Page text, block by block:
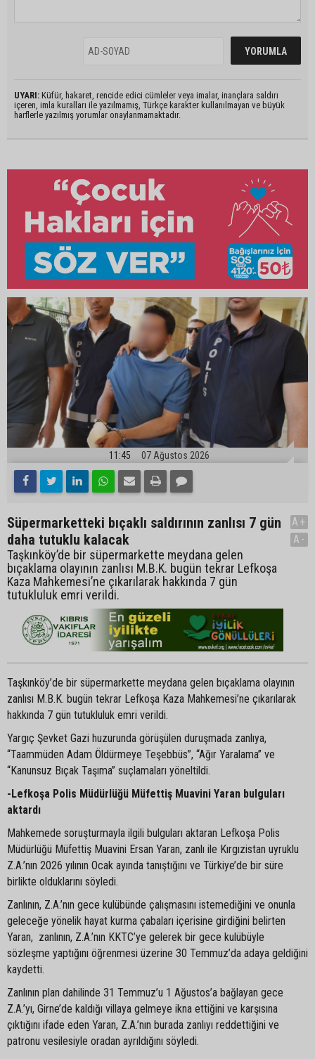
UYARI: Küfür, hakaret, rencide edici cümleler veya imalar, inançlara saldırı
içeren, imla kuralları ile yazılmamış, Türkçe karakter kullanılmayan ve büyük
harflerle yazılmış yorumlar onaylanmamaktadır.
11:45 07 Ağustos 2026
Süpermarketteki bıçaklı saldırının zanlısı 7 gün
daha tutuklu kalacak
Taşkınköy’de bir süpermarkette meydana gelen
bıçaklama olayının zanlısı M.B.K. bugün tekrar Lefkoşa
Kaza Mahkemesi’ne çıkarılarak hakkında 7 gün
tutukluluk emri verildi.
A+
A-
Taşkınköy’de bir süpermarkette meydana gelen bıçaklama olayının
zanlısı M.B.K. bugün tekrar Lefkoşa Kaza Mahkemesi’ne çıkarılarak
hakkında 7 gün tutukluluk emri verildi.
Yargıç Şevket Gazi huzurunda görüşülen duruşmada zanlıya,
“Taammüden Adam Öldürmeye Teşebbüs”, “Ağır Yaralama” ve
“Kanunsuz Bıçak Taşıma” suçlamaları yöneltildi.
-Lefkoşa Polis Müdürlüğü Müfettiş Muavini Yaran bulguları
aktardı
Mahkemede soruşturmayla ilgili bulguları aktaran Lefkoşa Polis
Müdürlüğü Müfettiş Muavini Ersan Yaran, zanlı ile Kırgızistan uyruklu
Z.A.’nın 2026 yılının Ocak ayında tanıştığını ve Türkiye’de bir süre
birlikte olduklarını söyledi.
Zanlının, Z.A.’nın gece kulübünde çalışmasını istemediğini ve onunla
geleceğe yönelik hayat kurma çabaları içerisine girdiğini belirten
Yaran, zanlının, Z.A.’nın KKTC’ye gelerek bir gece kulübüyle
sözleşme yaptığını öğrenmesi üzerine 30 Temmuz’da adaya geldiğini
kaydetti.
Zanlının plan dahilinde 31 Temmuz’u 1 Ağustos’a bağlayan gece
Z.A.’yı, Girne’de kaldığı villaya gelmeye ikna ettiğini ve karşısına
çıktığını ifade eden Yaran, Z.A.’nın burada zanlıyı reddettiğini ve
patronu vesilesiyle oradan ayrıldığını söyledi.